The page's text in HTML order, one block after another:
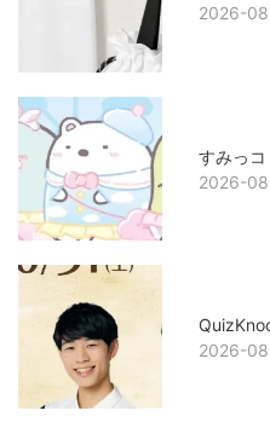
2026-
すみっ
2026-
2026-